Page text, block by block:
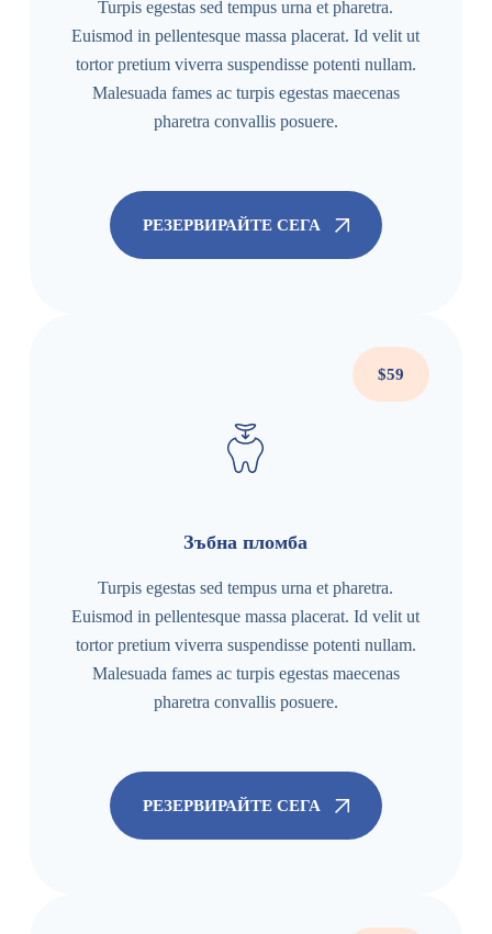
Turpis egestas sed tempus urna et pharetra.
Euismod in pellentesque massa placerat. Id velit ut
tortor pretium viverra suspendisse potenti nullam.
Malesuada fames ac turpis egestas maecenas
pharetra convallis posuere.
РЕЗЕРВИРАЙТЕ СЕГА
$59
Зъбна пломба
Turpis egestas sed tempus urna et pharetra.
Euismod in pellentesque massa placerat. Id velit ut
tortor pretium viverra suspendisse potenti nullam.
Malesuada fames ac turpis egestas maecenas
pharetra convallis posuere.
РЕЗЕРВИРАЙТЕ СЕГА